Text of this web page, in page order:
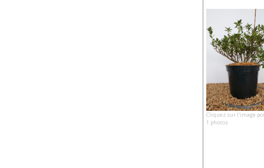
Cliquez sur l'image
1 photos